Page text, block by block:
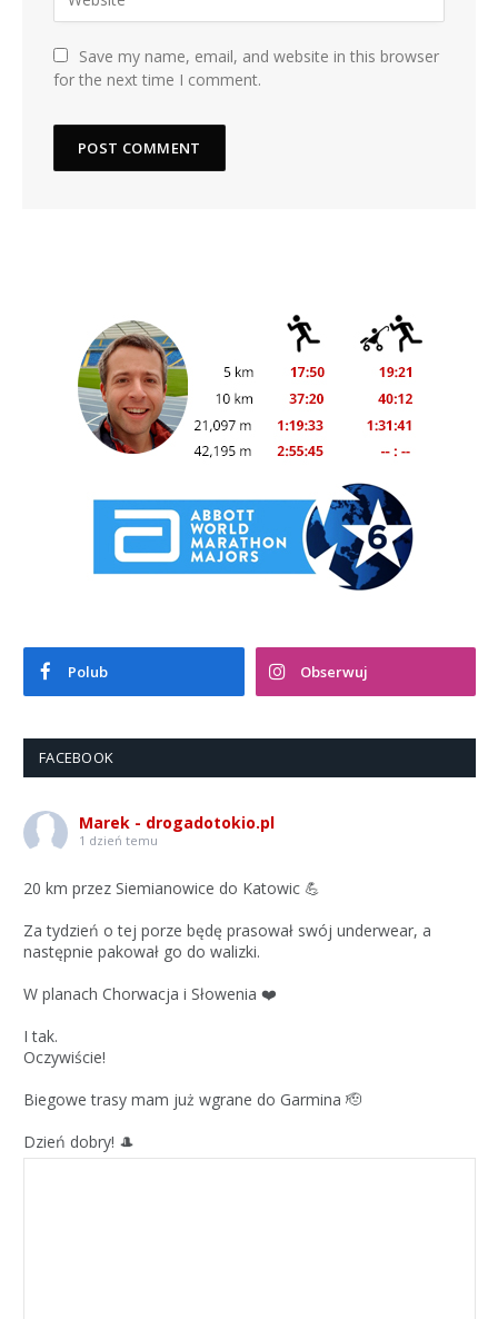
Save my name, email, and website in this browser
for the next time I comment.
Polub Obserwuj
FACEBOOK
Marek - drogadotokio.pl
1 dzień temu
20 km przez Siemianowice do Katowic 💪
Za tydzień o tej porze będę prasował swój underwear, a
następnie pakował go do walizki.
W planach Chorwacja i Słowenia ❤️
I tak.
Oczywiście!
Biegowe trasy mam już wgrane do Garmina 🫡
Dzień dobry! 🎩